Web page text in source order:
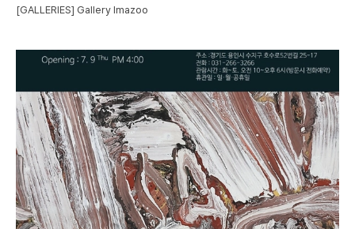
[GALLERIES] Gallery Imazoo